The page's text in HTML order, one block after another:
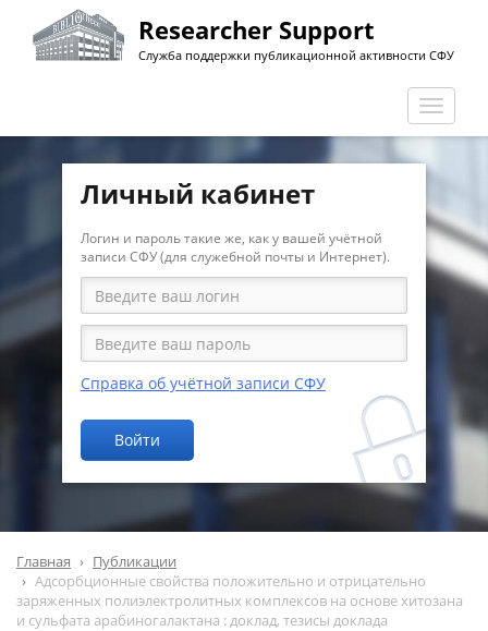
Перейти
основному
Researcher Support
Служба поддержки публикационной активности СФУ
Личный кабинет
Логин и пароль такие же, как у вашей учётной
записи СФУ (для служебной почты и Интернет).
Справка об учётной записи СФУ
Войти
Главная
Публикации
Адсорбционные свойства положительно и отрицательно
заряженных полиэлектролитных комплексов на основе хитозана
и сульфата арабиногалактана : доклад, тезисы доклада